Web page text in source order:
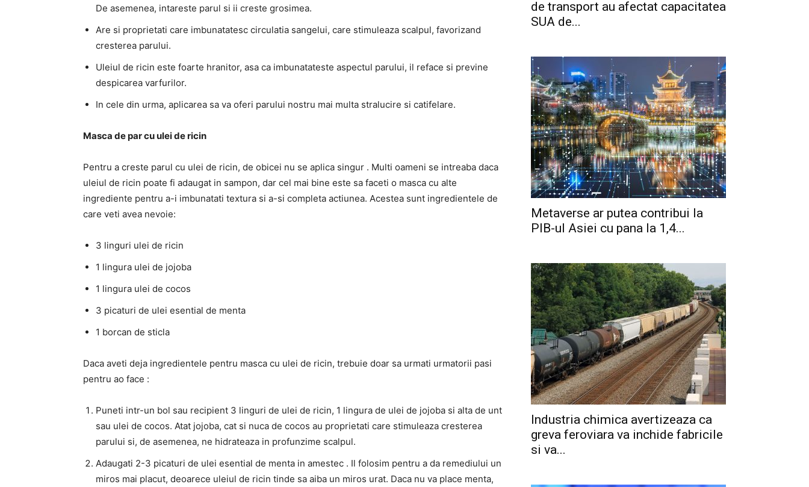
De asemenea, intareste parul si ii creste grosimea.
Are si proprietati care imbunatatesc circulatia sangelui, care stimuleaza scalpul, favorizand
cresterea parului.
Uleiul de ricin este foarte hranitor, asa ca imbunatateste aspectul parului, il reface si previne
despicarea varfurilor.
In cele din urma, aplicarea sa va oferi parului nostru mai multa stralucire si catifelare.
Masca de par cu ulei de ricin
Pentru a creste parul cu ulei de ricin, de obicei nu se aplica singur . Multi oameni se intreaba daca
uleiul de ricin poate fi adaugat in sampon, dar cel mai bine este sa faceti o masca cu alte
ingrediente pentru a-i imbunatati textura si a-si completa actiunea. Acestea sunt ingredientele de
care veti avea nevoie:
3 linguri ulei de ricin
1 lingura ulei de jojoba
1 lingura ulei de cocos
3 picaturi de ulei esential de menta
1 borcan de sticla
Daca aveti deja ingredientele pentru masca cu ulei de ricin, trebuie doar sa urmati urmatorii pasi
pentru ao face :
Puneti intr-un bol sau recipient 3 linguri de ulei de ricin, 1 lingura de ulei de jojoba si alta de unt
sau ulei de cocos. Atat jojoba, cat si nuca de cocos au proprietati care stimuleaza cresterea
parului si, de asemenea, ne hidrateaza in profunzime scalpul.
Adaugati 2-3 picaturi de ulei esential de menta in amestec . Il folosim pentru a da remediului un
miros mai placut, deoarece uleiul de ricin tinde sa aiba un miros urat. Daca nu va place menta,
de transport au afectat capacitatea
SUA de...
Metaverse ar putea contribui la
PIB-ul Asiei cu pana la 1,4...
Industria chimica avertizeaza ca
greva feroviara va inchide fabricile
si va...